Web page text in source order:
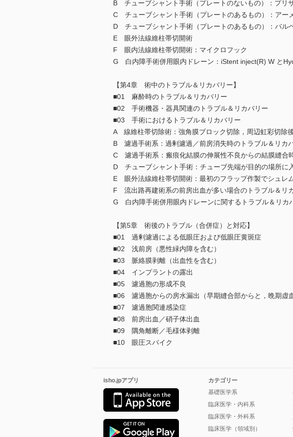
B チューブシャント手術（プレートのないもの）：プリ
C チューブシャント手術（プレートのあるもの）：アー
D チューブシャント手術（プレートのあるもの）：バル
E 眼外法線維柱帯切開術
F 眼内法線維柱帯切開術：マイクロフック
G 白内障手術併用眼内ドレーン：iStent inject(R) W と
【第4章 術中のトラブル＆リカバリー】
■01 麻酔時のトラブル＆リカバリー
■02 手術機器・器具関連のトラブル＆リカバリー
■03 手術におけるトラブル＆リカバリー
A 線維柱帯切除術：強角膜ブロック切除，周辺虹彩切除
B 濾過手術系：過剰濾過／前房消失時のトラブル＆リカ
C 濾過手術系：瘢痕化結膜の伸展性不良からの結膜縫合
D チューブシャント手術：チューブ先端が目的の場所に
E 眼外法線維柱帯切開術：最初のフラップ作製でシュレ
F 流出路再建術系の前房出血が多い場合のトラブル＆リ
G 白内障手術併用眼内ドレーンに関するトラブル＆リカ
【第5章 術後のトラブル（合併症）と対応】
■01 過剰濾過による低眼圧および低眼圧黄斑症
■02 浅前房（悪性緑内障を含む）
■03 脈絡膜剥離（出血性を含む）
■04 インプラントの露出
■05 濾過胞の形成不良
■06 濾過胞からの房水漏出（早期縫合部からと，晩期虚
■07 濾過胞関連感染症
■08 前房出血／硝子体出血
■09 隅角離断／毛様体剥離
■10 眼圧スパイク
isho.jpアプリ
カテゴリー
基礎医学系
臨床医学・内科系
臨床医学・外科系
臨床医学（領域別）